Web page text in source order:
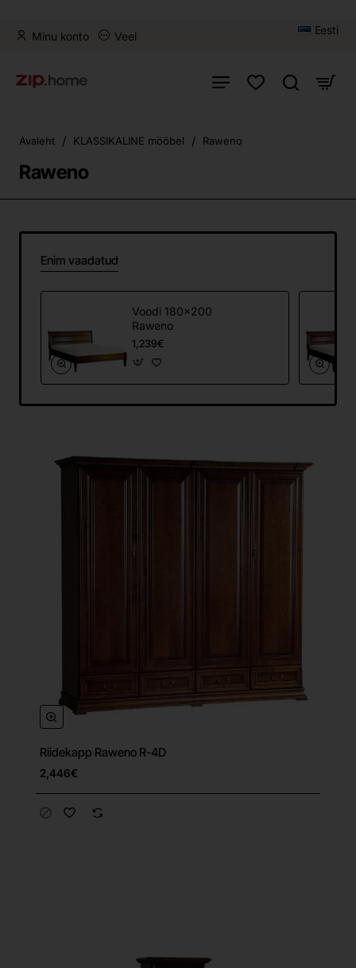
Minu konto Veel Eesti
Raweno
AvalehthomeKLASSIKALINE mööbel Raweno
Enim vaadatud
Voodi 180x200
Raweno
1,239€
Riidekapp Raweno R-4D
2,446€